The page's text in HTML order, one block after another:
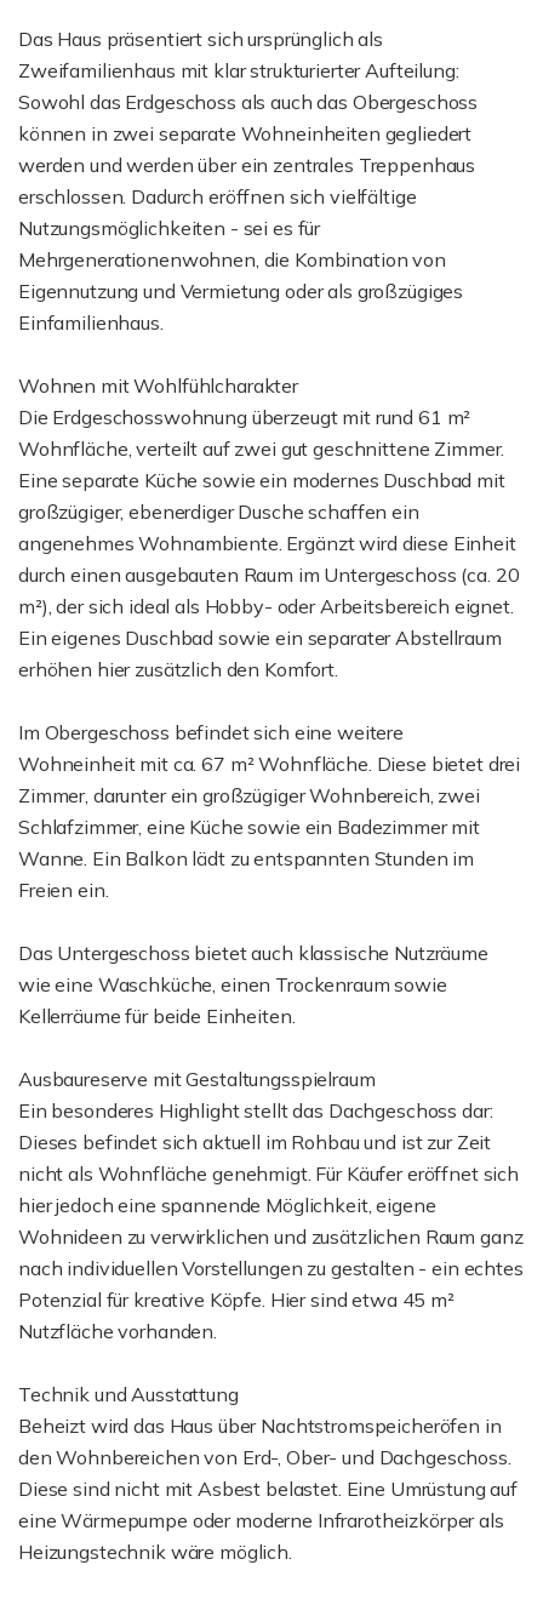
Das Haus präsentiert sich ursprünglich als
Zweifamilienhaus mit klar strukturierter Aufteilung:
Sowohl das Erdgeschoss als auch das Obergeschoss
können in zwei separate Wohneinheiten gegliedert
werden und werden über ein zentrales Treppenhaus
erschlossen. Dadurch eröffnen sich vielfältige
Nutzungsmöglichkeiten - sei es für
Mehrgenerationenwohnen, die Kombination von
Eigennutzung und Vermietung oder als großzügiges
Einfamilienhaus.
Wohnen mit Wohlfühlcharakter
Die Erdgeschosswohnung überzeugt mit rund 61 m²
Wohnfläche, verteilt auf zwei gut geschnittene Zimmer.
Eine separate Küche sowie ein modernes Duschbad mit
großzügiger, ebenerdiger Dusche schaffen ein
angenehmes Wohnambiente. Ergänzt wird diese Einheit
durch einen ausgebauten Raum im Untergeschoss (ca. 20
m²), der sich ideal als Hobby- oder Arbeitsbereich eignet.
Ein eigenes Duschbad sowie ein separater Abstellraum
erhöhen hier zusätzlich den Komfort.
Im Obergeschoss befindet sich eine weitere
Wohneinheit mit ca. 67 m² Wohnfläche. Diese bietet drei
Zimmer, darunter ein großzügiger Wohnbereich, zwei
Schlafzimmer, eine Küche sowie ein Badezimmer mit
Wanne. Ein Balkon lädt zu entspannten Stunden im
Freien ein.
Das Untergeschoss bietet auch klassische Nutzräume
wie eine Waschküche, einen Trockenraum sowie
Kellerräume für beide Einheiten.
Ausbaureserve mit Gestaltungsspielraum
Ein besonderes Highlight stellt das Dachgeschoss dar:
Dieses befindet sich aktuell im Rohbau und ist zur Zeit
nicht als Wohnfläche genehmigt. Für Käufer eröffnet sich
hier jedoch eine spannende Möglichkeit, eigene
Wohnideen zu verwirklichen und zusätzlichen Raum ganz
nach individuellen Vorstellungen zu gestalten - ein echtes
Potenzial für kreative Köpfe. Hier sind etwa 45 m²
Nutzfläche vorhanden.
Technik und Ausstattung
Beheizt wird das Haus über Nachtstromspeicheröfen in
den Wohnbereichen von Erd-, Ober- und Dachgeschoss.
Diese sind nicht mit Asbest belastet. Eine Umrüstung auf
eine Wärmepumpe oder moderne Infrarotheizkörper als
Heizungstechnik wäre möglich.